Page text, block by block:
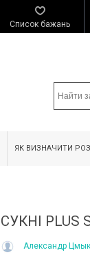
Список бажань
ЯК ВИЗНАЧИТИ
СУКНІ PLUS
Александр